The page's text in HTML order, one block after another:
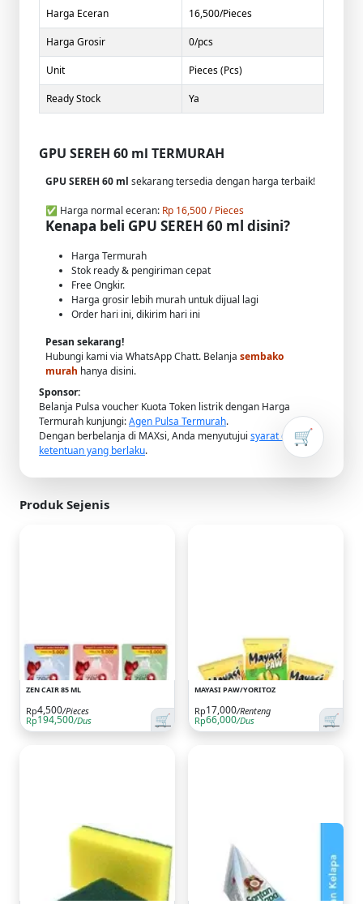
Harga Eceran 16,500/Pieces
Harga Grosir 0/pcs
Unit Pieces (Pcs)
Ready Stock Ya
GPU SEREH 60 ml TERMURAH
GPU SEREH 60 ml sekarang tersedia dengan harga terbaik!
✅ Harga normal eceran: Rp 16,500 / Pieces
Kenapa beli GPU SEREH 60 ml disini?
Harga Termurah
Stok ready & pengiriman cepat
Free Ongkir.
Harga grosir lebih murah untuk dijual lagi
Order hari ini, dikirim hari ini
Pesan sekarang!
Hubungi kami via WhatsApp Chatt. Belanja sembako
murah hanya disini.
🛒
Sponsor:
Belanja Pulsa voucher Kuota Token listrik dengan Harga
Termurah kunjungi:Agen Pulsa Termurah.
Dengan berbelanja di MAXsi, Anda menyutujui syarat dan
ketentuan yang berlaku.
Produk Sejenis
ZEN CAIR 85 ML
Rp4,500/Pieces
Rp194,500/Dus 🛒
MAYASI PAW/YORITOZ
Rp17,000/Renteng
Rp66,000/Dus 🛒